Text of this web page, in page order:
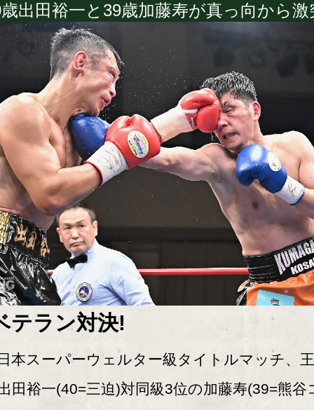
出田裕一と39歳加藤寿が真っ向から激
テラン対決!
スーパーウェルター級タイトルマッチ、
田裕一(40=三迫)対同級3位の加藤寿(39=熊谷